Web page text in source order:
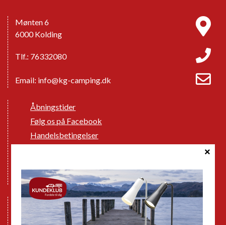
Mønten 6
6000 Kolding
Tlf.: 76332080
Email: info@kg-camping.dk
Åbningstider
Følg os på Facebook
Handelsbetingelser
GPDR - Optagelse af foto og video
Nye Campingvogne
Nye Autocampere og Vans